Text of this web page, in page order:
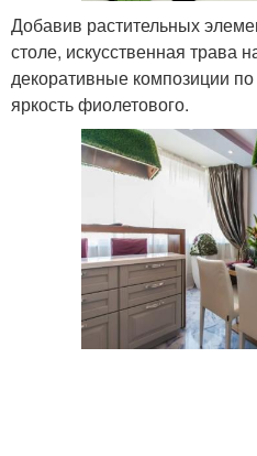
Добавив растительных
столе, искусственная трава
декоративные композиции
яркость фиолетового.